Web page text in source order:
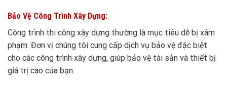
Bảo Vệ Công Trình Xây Dựng:
Công trình thi công xây dựng thường là mục tiêu dễ bị xâm
phạm. Đơn vị chúng tôi cung cấp dịch vụ bảo vệ đặc biệt
cho các công trình xây dựng, giúp bảo vệ tài sản và thiết bị
giá trị cao của bạn.